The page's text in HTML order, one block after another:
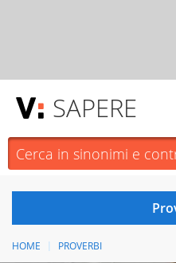
SAPERE
HOME PROVERBI